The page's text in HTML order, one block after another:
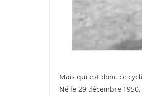
Mais qui est donc ce
Né le 29 décembre